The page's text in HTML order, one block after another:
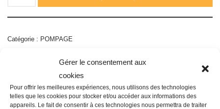
Gérer le consentement aux
cookies
Pour offrir les meilleures expériences, nous utilisons des technologies
telles que les cookies pour stocker et/ou accéder aux informations des
appareils. Le fait de consentir à ces technologies nous permettra de traiter
Catégorie : POMPAGE
Description